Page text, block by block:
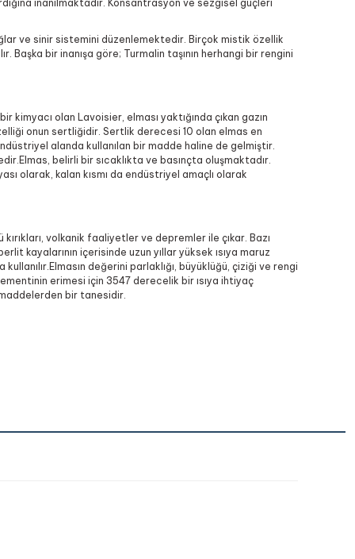
inanılmaktadır. Konsantrasyon ve sezgisel güçleri
ve sinir sistemini düzenlemektedir. Birçok mistik özellik
Başka bir inanışa göre; Turmalin taşının herhangi bir rengini
olan Lavoisier, elması yaktığında çıkan gazın
onun sertliğidir. Sertlik derecesi 10 olan elmas en
alanda kullanılan bir madde haline de gelmiştir.
belirli bir sıcaklıkta ve basınçta oluşmaktadır.
olarak, kalan kısmı da endüstriyel amaçlı olarak
volkanik faaliyetler ve depremler ile çıkar. Bazı
kayalarının içerisinde uzun yıllar yüksek ısıya maruz
değerini parlaklığı, büyüklüğü, çiziği ve rengi
erimesi için 3547 derecelik bir ısıya ihtiyaç
maddelerden bir tanesidir.